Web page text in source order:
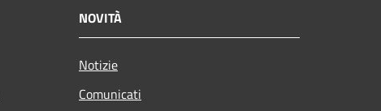
NOVITÀ
Notizie
Comunicati